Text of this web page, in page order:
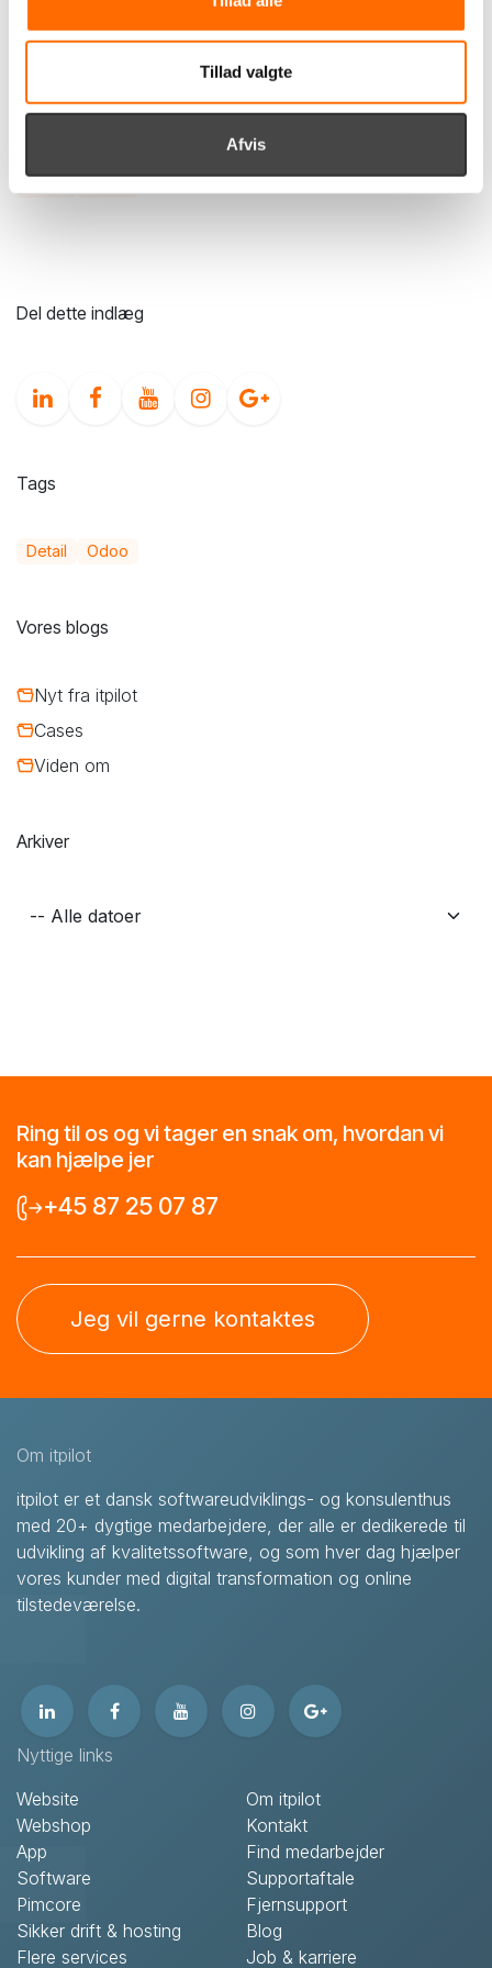
Tillad valgte
Afvis
Vi ser frem til at fortsætte vores strategiske sparring
og til at følge Miramiras udvikling på det danske
marked i samarbejde med KC Jewelry ApS.
Del dette indlæg
Tags
Detail Odoo
Vores blogs
Nyt fra itpilot
Cases
Viden om
Arkiver
Ring til os og vi tager en snak om, hvordan vi
kan hjælpe jer
+45 87 25 07 87
Jeg vil gerne kontaktes
Om itpilot
itpilot er et dansk softwareudviklings- og konsulenthus
med 20+ dygtige medarbejdere, der alle er dedikerede til
udvikling af kvalitetssoftware, og som hver dag hjælper
vores kunder med digital transformation og online
tilstedeværelse.
Nyttige links
Website
Webshop
App
Software
Pimcore
Sikker drift & hosting
Flere services
Om itpilot
Kontakt
Find medarbejder
Supportaftale
Fjernsupport
Blog
Job & karriere